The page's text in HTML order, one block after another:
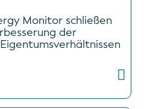
Monitor schließen
der